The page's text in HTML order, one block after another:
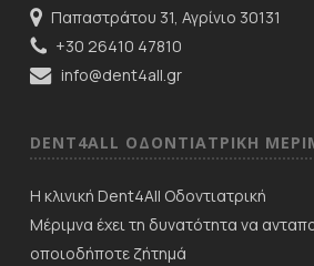
Παπαστράτου 31, Αγρίνιο 30131
+30 26410 47810
info@dent4all.gr
DENT4ALL ΟΔΟΝΤΙΑΤΡΙΚΗ
Η κλινική Dent4All Οδοντιατρική
Μέριμνα έχει τη δυνατότητα να
οποιοδήποτε ζήτημά